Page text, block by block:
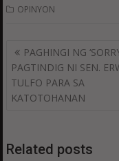
OPINYON
Post
navigation
PAGHINGI NG
PAGTINDIG NI SEN.
TULFO PARA SA
KATOTOHANAN
Related posts